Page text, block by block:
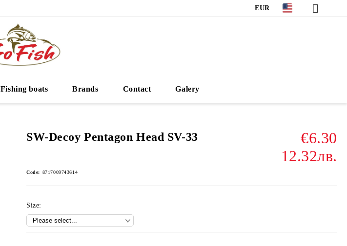
EUR
Fishing boats Brands Contact Galery
SW-Decoy Pentagon Head SV-33
€6.30
12.32лв.
Code: 8717009743614
Size: